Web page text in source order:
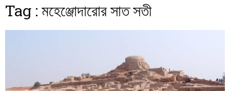
Tag : মহেঞ্জোদারোর সাত সতী